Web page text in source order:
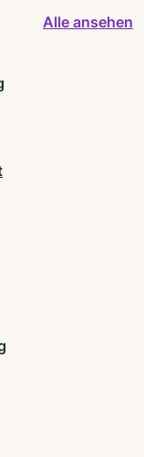
Alle ansehen